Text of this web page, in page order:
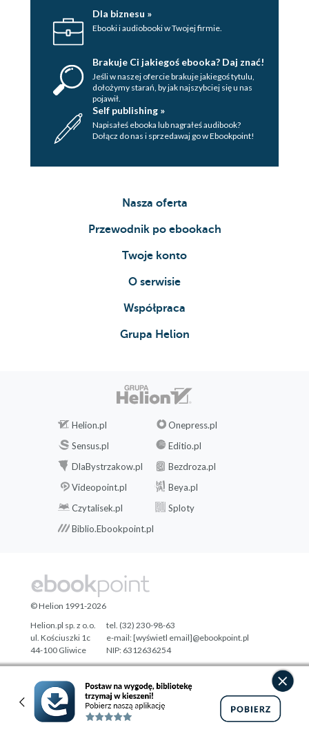
Dla biznesu »
Ebooki i audiobooki w Twojej firmie.
Brakuje Ci jakiegoś ebooka? Daj znać!
Jeśli w naszej ofercie brakuje jakiegoś tytulu,
dołożymy starań, by jak najszybciej się u nas
pojawił.
Self publishing »
Napisałeś ebooka lub nagrałeś audibook?
Dołącz do nas i sprzedawaj go w Ebookpoint!
Nasza oferta
Przewodnik po ebookach
Twoje konto
O serwisie
Współpraca
Grupa Helion
Helion.pl
Onepress.pl
Sensus.pl
Editio.pl
DlaBystrzakow.pl
Bezdroza.pl
Videopoint.pl
Beya.pl
Czytalisek.pl
Sploty
Biblio.Ebookpoint.pl
Designed with ♥ byTonik.pl
© Helion 1991-2026
Helion.pl sp. z o.o.
ul. Kościuszki 1c
44-100 Gliwice
tel. (32) 230-98-63
e-mail:[wyświetl email]@ebookpoint.pl
NIP: 6312636254
Regon: 241989027
Pełna wersja strony »